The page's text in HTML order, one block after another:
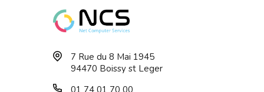
Moniteur 23.8 - PHILIPS -
Noir IPS 16...
7 Rue du 8 Mai 1945
94470 Boissy st Leger